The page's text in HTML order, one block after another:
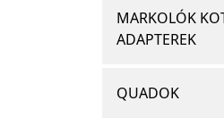
MARKOLÓK
ADAPTEREK
QUADOK